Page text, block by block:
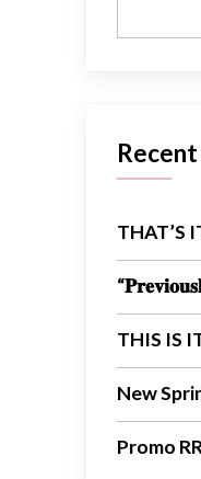
THAT’S
THIS IS
New
Promo